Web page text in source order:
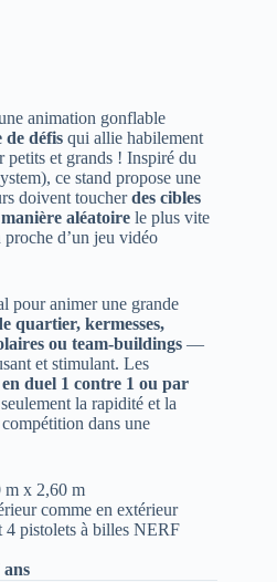
animation gonflable
de défis qui allie habilement
petits et grands ! Inspiré du
ce stand propose une
doivent toucherdes cibles
aléatoire le plus vite
d’un jeu vidéo
pour animer une grande
quartier, kermesses,
ou team-buildings —
et stimulant. Les
en duel 1 contre 1 ou par
la rapidité et la
dans une
m x 2,60 m
comme en extérieur
pistolets à billes NERF